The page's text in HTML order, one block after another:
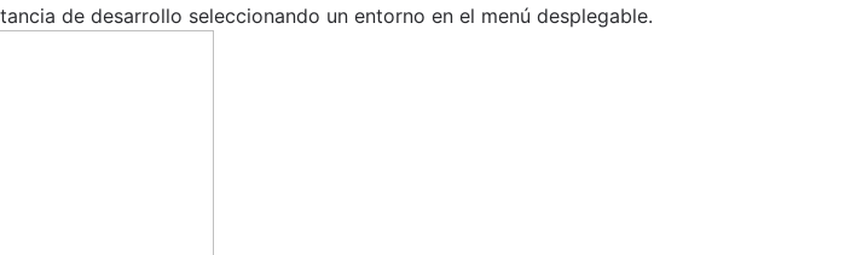
de desarrollo seleccionando un entorno en el menú desplegable.